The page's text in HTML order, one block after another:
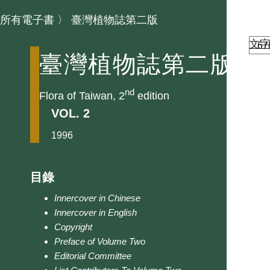
所有電子書 〉 臺灣植物誌第二版
臺灣植物誌第二版
Flora of Taiwan, 2nd edition
VOL. 2
1996
目錄
Innercover in Chinese
Innercover in English
Copyright
Preface of Volume Two
Editorial Committee
文